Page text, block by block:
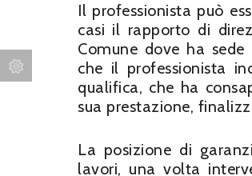
Il professionista può
casi il rapporto di
Comune dove ha
che il professionista
qualifica, che ha
sua prestazione,
La posizione di
lavori, una volta